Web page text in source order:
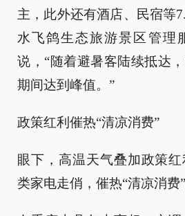
主，此外还有酒店、民宿等
水飞鸽生态旅游景区管理
说，“随着避暑客陆续抵达
期间达到峰值。”
政策红利催热“清凉消费”
眼下，高温天气叠加政策
类家电走俏，催热“清凉消费”